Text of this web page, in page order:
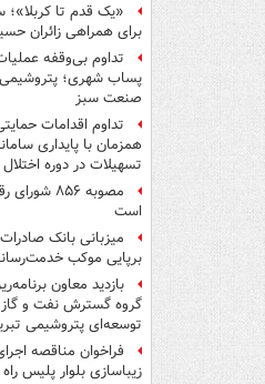
«یک قدم تا
برای همراهی زائران
تداوم بی‌وقفه
پساب شهری؛
صنعت سبز
تداوم اقدامات
همزمان با پایداری
تسهیلات در دوره
مصوبه ۸۵۶
است
میزبانی بانک
برپایی موکب خدمت‌رسانی در ۵
بازدید معاون
گروه گسترش نفت و گاز
توسعه‌ای پتروشیمی
فراخوان مناقصه
زیباسازی بلوار پلیس